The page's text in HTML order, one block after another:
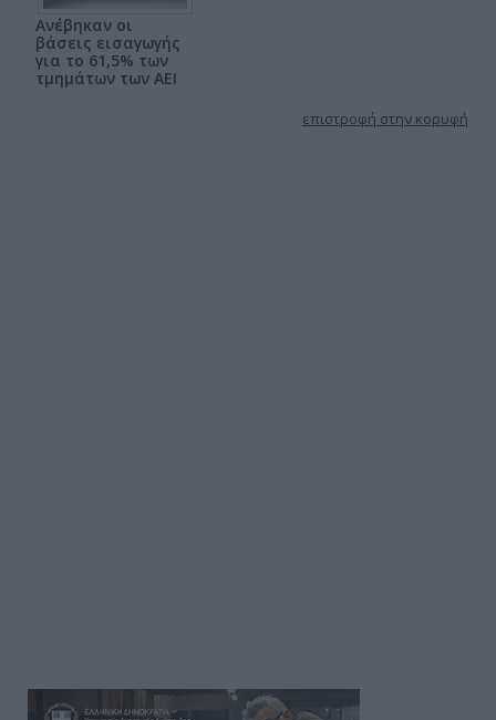
Ανέβηκαν οι
βάσεις εισαγωγής
για το 61,5% των
τμημάτων των ΑΕΙ
επιστροφή στην κορυφή